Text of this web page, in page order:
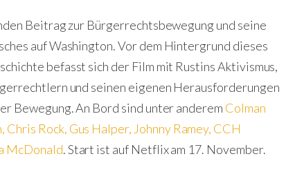
Beitrag zur Bürgerrechtsbewegung und seine
auf Washington. Vor dem Hintergrund dieses
befasst sich der Film mit Rustins Aktivismus,
und seinen eigenen Herausforderungen
Bewegung. An Bord sind unter anderem Colman
, Chris Rock, Gus Halper, Johnny Ramey, CCH
McDonald. Start ist auf Netflix am 17. November.